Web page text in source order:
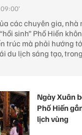
các chuyên gia, nhà
sinh” Phố Hiến
trúc mà phải hướng
du lịch sáng tạo,
Ngày Xuân
Phố Hiến
lịch vùng